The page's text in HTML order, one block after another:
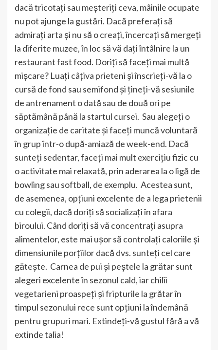
dacă tricotați sau meșteriți ceva, mâinile ocupate
nu pot ajunge la gustări. Dacă preferați să
admirați arta și nu să o creați, încercați să mergeți
la diferite muzee, în loc să vă dați întâlnire la un
restaurant fast food. Doriți să faceți mai multă
mișcare? Luați câțiva prieteni și înscrieți-vă la o
cursă de fond sau semifond și țineți-vă sesiunile
de antrenament o dată sau de două ori pe
săptămână până la startul cursei. Sau alegeți o
organizație de caritate și faceți muncă voluntară
în grup într-o după-amiază de week-end. Dacă
sunteți sedentar, faceți mai mult exercițiu fizic cu
o activitate mai relaxată, prin aderarea la o ligă de
bowling sau softball, de exemplu. Acestea sunt,
de asemenea, opțiuni excelente de a lega prietenii
cu colegii, dacă doriți să socializați în afara
biroului. Când doriți să vă concentrați asupra
alimentelor, este mai ușor să controlați caloriile și
dimensiunile porțiilor dacă dvs. sunteți cel care
gătește. Carnea de pui și peștele la grătar sunt
alegeri excelente în sezonul cald, iar chilii
vegetarieni proaspeți și fripturile la grătar în
timpul sezonului rece sunt opțiuni la îndemână
pentru grupuri mari. Extindeți-vă gustul fără a vă
extinde talia!